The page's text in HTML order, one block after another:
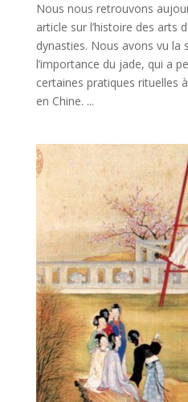
Nous nous retrouvons
article sur l’histoire des arts
dynasties. Nous avons vu la
l’importance du jade, qui a
certaines pratiques rituelles
en Chine. ...